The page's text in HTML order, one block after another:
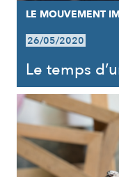
LE MOUVEMENT
26/05/2020
Le temps